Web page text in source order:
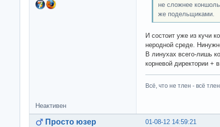
не сложнее
же подельщиками.
И состоит уже из кучи
неродной среде.
В линухах всего-лишь
корневой директории +
Всё, что не тлен - всё
Неактивен
01-08-12 14:59:21
Просто юзер